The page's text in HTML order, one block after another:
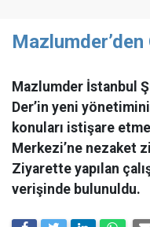
Mazlumder İstanbul
Der’in yeni
konuları istişare
Merkezi’ne nezaket
Ziyarette yapılan
verişinde bulunuldu.